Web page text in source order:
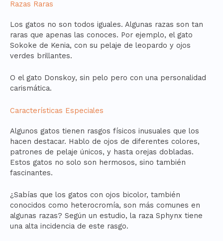
Razas Raras
Los gatos no son todos iguales. Algunas razas son tan
raras que apenas las conoces. Por ejemplo, el gato
Sokoke de Kenia, con su pelaje de leopardo y ojos
verdes brillantes.
O el gato Donskoy, sin pelo pero con una personalidad
carismática.
Características Especiales
Algunos gatos tienen rasgos físicos inusuales que los
hacen destacar. Hablo de ojos de diferentes colores,
patrones de pelaje únicos, y hasta orejas dobladas.
Estos gatos no solo son hermosos, sino también
fascinantes.
¿Sabías que los gatos con ojos bicolor, también
conocidos como heterocromía, son más comunes en
algunas razas? Según un estudio, la raza Sphynx tiene
una alta incidencia de este rasgo.